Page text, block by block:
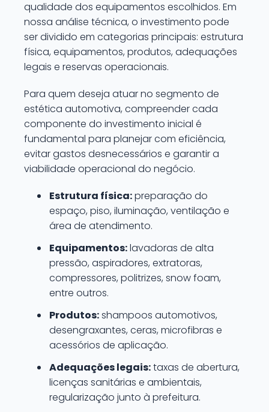
qualidade dos equipamentos escolhidos. Em
nossa análise técnica, o investimento pode
ser dividido em categorias principais: estrutura
física, equipamentos, produtos, adequações
legais e reservas operacionais.
Para quem deseja atuar no segmento de
estética automotiva, compreender cada
componente do investimento inicial é
fundamental para planejar com eficiência,
evitar gastos desnecessários e garantir a
viabilidade operacional do negócio.
Estrutura física:preparação do
espaço, piso, iluminação, ventilação e
área de atendimento.
Equipamentos:lavadoras de alta
pressão, aspiradores, extratoras,
compressores, politrizes, snow foam,
entre outros.
Produtos:shampoos automotivos,
desengraxantes, ceras, microfibras e
acessórios de aplicação.
Adequações legais:taxas de abertura,
licenças sanitárias e ambientais,
regularização junto à prefeitura.